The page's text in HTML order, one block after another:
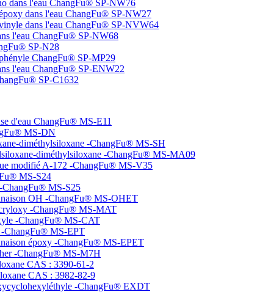
dans l'eau ChangFu® SP-NW76
dans l'eau ChangFu® SP-NW27
dans l'eau ChangFu® SP-NVW64
l'eau ChangFu® SP-NW68
SP-N28
ChangFu® SP-MP29
l'eau ChangFu® SP-ENW22
SP-C1632
d'eau ChangFu® MS-E11
MS-DN
diméthylsiloxane -ChangFu® MS-SH
diméthylsiloxane -ChangFu® MS-MA09
modifié A-172 -ChangFu® MS-V35
MS-S24
ChangFu® MS-S25
OH -ChangFu® MS-OHET
-ChangFu® MS-MAT
-ChangFu® MS-CAT
-ChangFu® MS-EPT
époxy -ChangFu® MS-EPET
-ChangFu® MS-M7H
CAS : 3390-61-2
CAS : 3982-82-9
-ChangFu® EXDT